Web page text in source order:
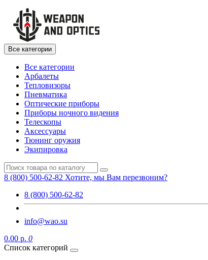
Все категории
Все категории
Арбалеты
Тепловизоры
Пневматика
Оптические приборы
Приборы ночного видения
Телескопы
Аксессуары
Тюнинг оружия
Экипировка
8 (800) 500-62-82 Хотите, мы Вам перезвоним?
8 (800) 500-62-82
info@wao.su
0.00 р. 0
Список категорий